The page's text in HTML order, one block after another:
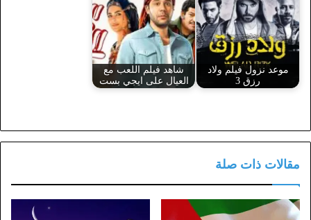
موعد نزول فيلم ولاد
رزق 3
شاهد فيلم اللعب مع
العيال على ايجي بست
مقالات ذات صلة